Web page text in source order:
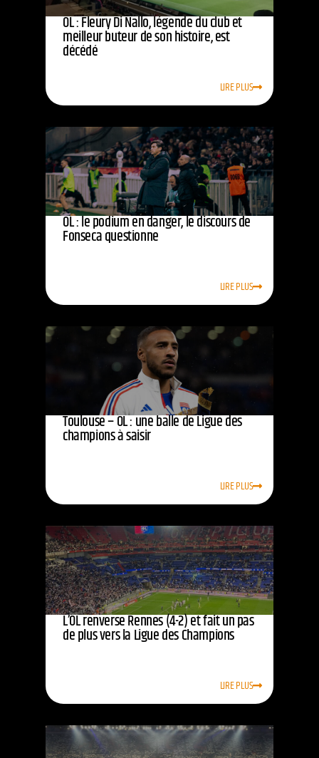
OL : Fleury Di Nallo, légende du club et
meilleur buteur de son histoire, est
décédé
LIRE PLUS
OL : le podium en danger, le discours de
Fonseca questionne
LIRE PLUS
Toulouse – OL : une balle de Ligue des
champions à saisir
LIRE PLUS
L’OL renverse Rennes (4-2) et fait un pas
de plus vers la Ligue des Champions
LIRE PLUS